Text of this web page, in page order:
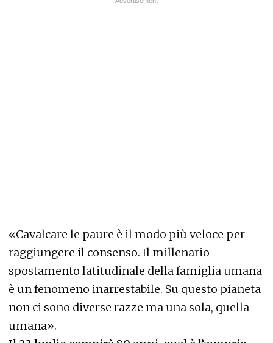
«Cavalcare le paure è il modo più veloce per
raggiungere il consenso. Il millenario
spostamento latitudinale della famiglia umana
è un fenomeno inarrestabile. Su questo pianeta
non ci sono diverse razze ma una sola, quella
umana».